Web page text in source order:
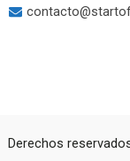
Derechos